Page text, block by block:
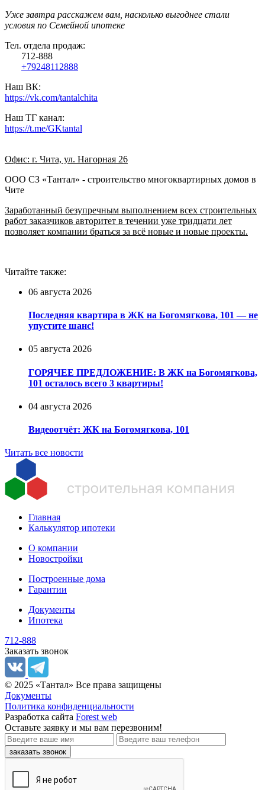
Уже завтра расскажем вам, насколько выгоднее стали
условия по Семейной ипотеке
Тел. отдела продаж:
712-888
+79248112888
Наш ВК:
https://vk.com/tantalchita
Наш ТГ канал:
https://t.me/GKtantal
Офис: г. Чита, ул. Нагорная 26
ООО СЗ «Тантал» - строительство многоквартирных домов в
Чите
Заработанный безупречным выполнением всех строительных
работ заказчиков авторитет в течении уже тридцати лет
позволяет компании браться за всё новые и новые проекты.
Читайте также:
06 августа 2026
Последняя квартира в ЖК на Богомягкова, 101 — не
упустите шанс!
05 августа 2026
ГОРЯЧЕЕ ПРЕДЛОЖЕНИЕ: В ЖК на Богомягкова,
101 осталось всего 3 квартиры!
04 августа 2026
Видеоотчёт: ЖК на Богомягкова, 101
Читать все новости
Главная
Калькулятор ипотеки
О компании
Новостройки
Построенные дома
Гарантии
Документы
Ипотека
712-888
Заказать звонок
© 2025 «Тантал» Все права защищены
Документы
Политика конфиденциальности
Разработка сайта Forest web
Оставьте заявку и мы вам перезвоним!
заказать звонок